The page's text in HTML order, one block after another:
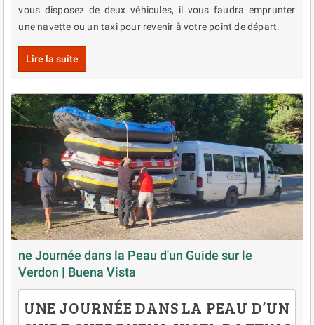
vous disposez de deux véhicules, il vous faudra emprunter
une navette ou un taxi pour revenir à votre point de départ.
Lire la suite
ne Journée dans la Peau d'un Guide sur le
Verdon | Buena Vista
UNE JOURNÉE DANS LA PEAU D’UN